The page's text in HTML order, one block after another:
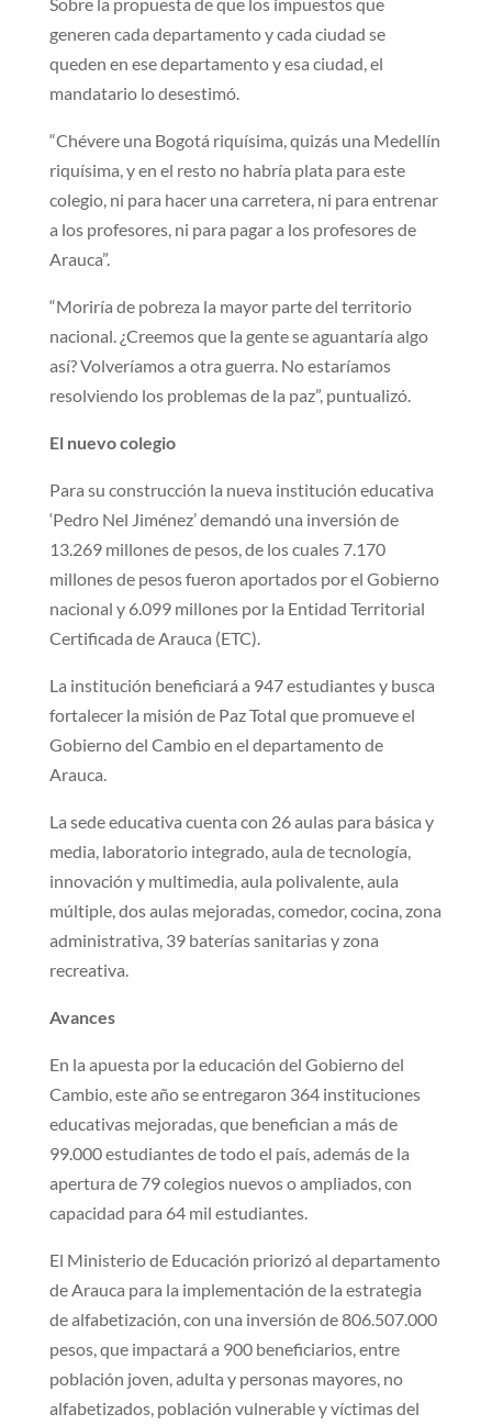
generen cada departamento y cada ciudad se
queden en ese departamento y esa ciudad, el
mandatario lo desestimó.
“Chévere una Bogotá riquísima, quizás una Medellín
riquísima, y en el resto no habría plata para este
colegio, ni para hacer una carretera, ni para entrenar
a los profesores, ni para pagar a los profesores de
Arauca”.
“Moriría de pobreza la mayor parte del territorio
nacional. ¿Creemos que la gente se aguantaría algo
así? Volveríamos a otra guerra. No estaríamos
resolviendo los problemas de la paz”, puntualizó.
El nuevo colegio
Para su construcción la nueva institución educativa
‘Pedro Nel Jiménez’ demandó una inversión de
13.269 millones de pesos, de los cuales 7.170
millones de pesos fueron aportados por el Gobierno
nacional y 6.099 millones por la Entidad Territorial
Certificada de Arauca (ETC).
La institución beneficiará a 947 estudiantes y busca
fortalecer la misión de Paz Total que promueve el
Gobierno del Cambio en el departamento de
Arauca.
La sede educativa cuenta con 26 aulas para básica y
media, laboratorio integrado, aula de tecnología,
innovación y multimedia, aula polivalente, aula
múltiple, dos aulas mejoradas, comedor, cocina, zona
administrativa, 39 baterías sanitarias y zona
recreativa.
Avances
En la apuesta por la educación del Gobierno del
Cambio, este año se entregaron 364 instituciones
educativas mejoradas, que benefician a más de
99.000 estudiantes de todo el país, además de la
apertura de 79 colegios nuevos o ampliados, con
capacidad para 64 mil estudiantes.
El Ministerio de Educación priorizó al departamento
de Arauca para la implementación de la estrategia
de alfabetización, con una inversión de 806.507.000
pesos, que impactará a 900 beneficiarios, entre
población joven, adulta y personas mayores, no
alfabetizados, población vulnerable y víctimas del